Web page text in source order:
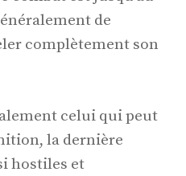
de
complètement son
celui qui peut
la dernière
hostiles et